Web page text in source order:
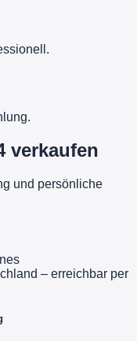
verkaufen
und persönliche
– erreichbar per